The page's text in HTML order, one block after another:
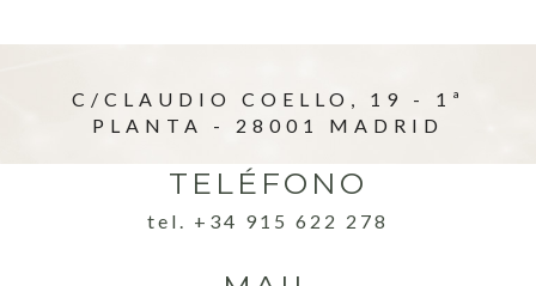
C/CLAUDIO COELLO, 19 - 1ª
PLANTA - 28001 MADRID
TELÉFONO
tel. +34 915 622 278